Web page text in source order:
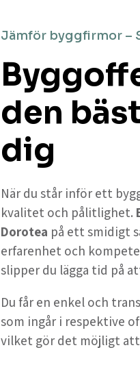
Jämför byggfirmor –
den
dig
När du står inför ett
kvalitet och pålitlighet.
Dorotea på ett smidigt
erfarenhet och
slipper du lägga tid på
Du får en enkel och
som ingår i respektive
vilket gör det möjligt